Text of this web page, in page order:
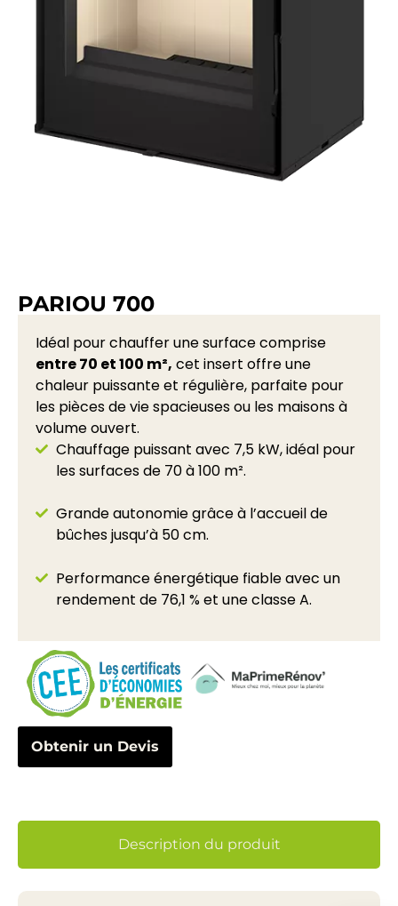
PARIOU 700
Idéal pour chauffer une surface comprise
entre 70 et 100 m², cet insert offre une
chaleur puissante et régulière, parfaite pour
les pièces de vie spacieuses ou les maisons à
volume ouvert.
Chauffage puissant avec 7,5 kW, idéal pour
les surfaces de 70 à 100 m².
Grande autonomie grâce à l’accueil de
bûches jusqu’à 50 cm.
Performance énergétique fiable avec un
rendement de 76,1 % et une classe A.
Obtenir un Devis
Description du produit